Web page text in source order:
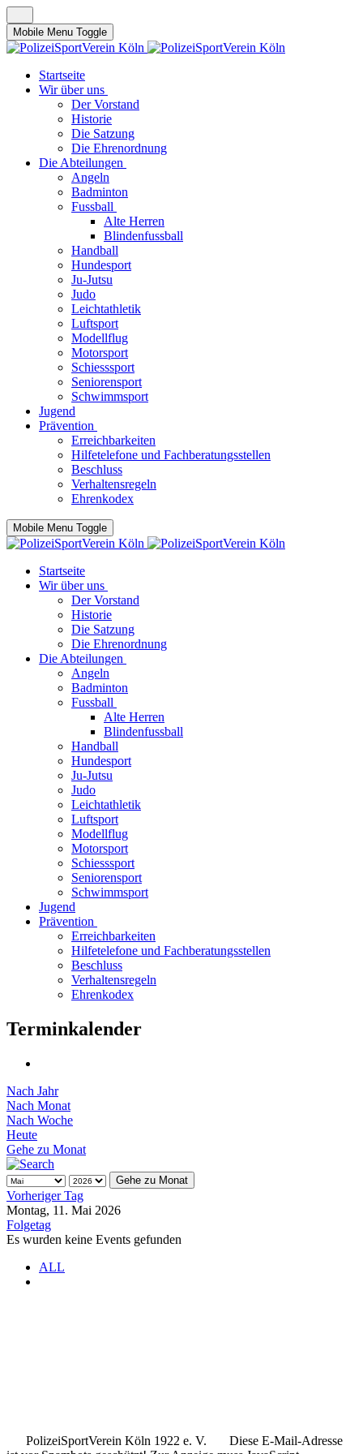
Mobile Menu Toggle
Startseite
Wir über uns
Der Vorstand
Historie
Die Satzung
Die Ehrenordnung
Die Abteilungen
Angeln
Badminton
Fussball
Alte Herren
Blindenfussball
Handball
Hundesport
Ju-Jutsu
Judo
Leichtathletik
Luftsport
Modellflug
Motorsport
Schiesssport
Seniorensport
Schwimmsport
Jugend
Prävention
Erreichbarkeiten
Hilfetelefone und Fachberatungsstellen
Beschluss
Verhaltensregeln
Ehrenkodex
Mobile Menu Toggle
Startseite
Wir über uns
Der Vorstand
Historie
Die Satzung
Die Ehrenordnung
Die Abteilungen
Angeln
Badminton
Fussball
Alte Herren
Blindenfussball
Handball
Hundesport
Ju-Jutsu
Judo
Leichtathletik
Luftsport
Modellflug
Motorsport
Schiesssport
Seniorensport
Schwimmsport
Jugend
Prävention
Erreichbarkeiten
Hilfetelefone und Fachberatungsstellen
Beschluss
Verhaltensregeln
Ehrenkodex
Terminkalender
Nach Jahr
Nach Monat
Nach Woche
Heute
Gehe zu Monat
Gehe zu Monat
Vorheriger Tag
Montag, 11. Mai 2026
Folgetag
Es wurden keine Events gefunden
ALL
PolizeiSportVerein Köln 1922 e. V.
Diese E-Mail-Adresse